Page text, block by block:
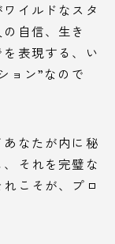
イルドなスタ
自信、生き
表現する、い
ョン”なので
なたが内に秘
それを完璧な
こそが、プロ